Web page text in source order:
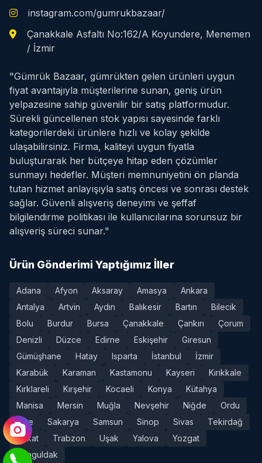
instagram.com/gumrukbazaar/
Çanakkale Asfaltı No:162/A Koyundere, Menemen
/ İzmir
"Gümrük Bazaar, gümrükten gelen ürünleri uygun
fiyat avantajıyla müşterilerine sunan, geniş ürün
yelpazesine sahip güvenilir bir satış platformudur.
Sürekli güncellenen stok yapısı sayesinde farklı
kategorilerdeki ürünlere hızlı ve kolay şekilde
ulaşabilirsiniz. Firma, kaliteyi uygun fiyatla
buluşturarak her bütçeye hitap eden çözümler
sunmayı hedefler. Müşteri memnuniyetini ön planda
tutan hizmet anlayışıyla satış öncesi ve sonrası destek
sağlar. Güvenli alışveriş deneyimi ve şeffaf
bilgilendirme politikası ile kullanıcılarına sorunsuz bir
alışveriş süreci sunar."
Ürün Gönderimi Yaptığımız İller
Adana Afyon Aksaray Amasya
Ankara
Antalya
Artvin Aydın Balıkesir Bartın
Bilecik
Bolu
Burdur Bursa Çanakkale Çankırı
Çorum
Denizli
Düzce Edirne Eskişehir
Giresun
Gümüşhane
Hatay Isparta İstanbul
İzmir
Karabük
Karaman Kastamonu Kayseri
Kırıkkale
Kırklareli
Kırşehir Kocaeli Konya
Kütahya
Manisa
Mersin Muğla Nevşehir Niğde
Ordu
Rize
Sakarya Samsun Sinop Sivas
Tekirdağ
Tokat
Trabzon Uşak Yalova
Yozgat
Zonguldak